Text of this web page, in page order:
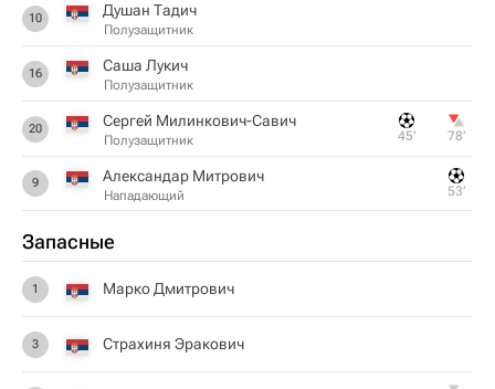
10 Душан Тадич
Полузащитник
16 Саша Лукич
Полузащитник
20 Сергей Милинкович-Савич
Полузащитник 45‎’‎ 78‎’‎
9 Александар Митрович
Нападающий 53‎’‎
Запасные
1 Марко Дмитрович
3 Страхиня Эракович